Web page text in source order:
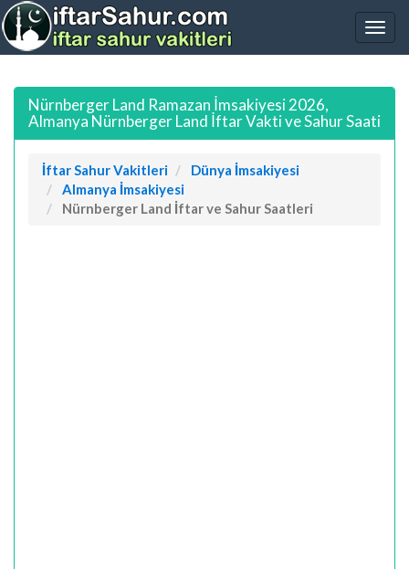
Nürnberger Land Ramazan İmsakiyesi 2026,
Almanya Nürnberger Land İftar Vakti ve Sahur Saati
İftar Sahur Vakitleri
Dünya İmsakiyesi
Almanya İmsakiyesi
Nürnberger Land İftar ve Sahur Saatleri